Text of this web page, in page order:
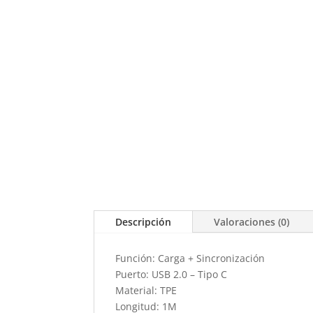
Descripción Valoraciones (0)
Función: Carga + Sincronización
Puerto: USB 2.0 – Tipo C
Material: TPE
Longitud: 1M